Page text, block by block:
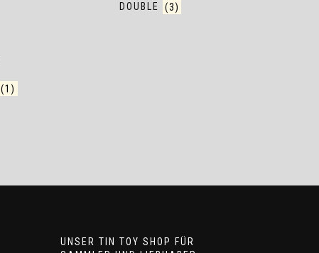
DOUBLE
(3)
(1)
UNSER TIN TOY SHOP FÜR